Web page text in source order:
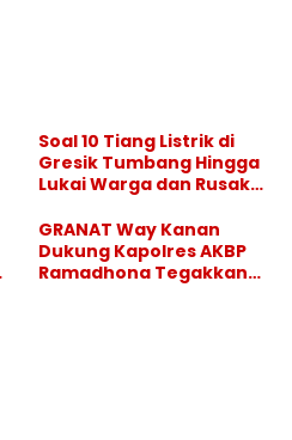
Soal 10 Tiang Listrik di
Gresik Tumbang Hingga
Lukai Warga dan Rusak
Bungkam
GRANAT Way Kanan
Dukung Kapolres AKBP
Ramadhona Tegakkan